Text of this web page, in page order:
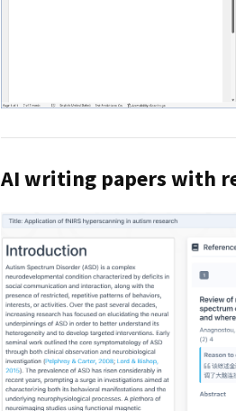
AI writing papers with